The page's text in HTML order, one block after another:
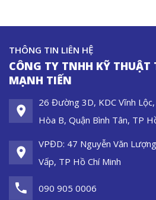
THÔNG TIN LIÊN HỆ
CÔNG TY TNHH KỸ
MẠNH TIẾN
26 Đường 3D, KDC Vĩnh
Hòa B, Quận Bình Tân, TP
VPĐD: 47 Nguyễn Văn
Vấp, TP Hồ Chí Minh
090 905 0006